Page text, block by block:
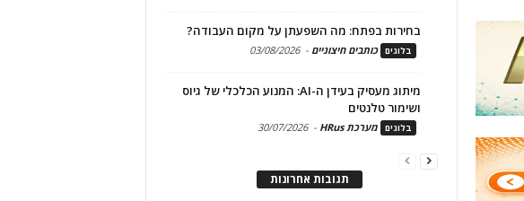
בחירות בפתח: מה השפעתן על מקום העבודה?
בלוגים כותבים חיצוניים -
03/08/2026
מיתוג מעסיק בעידן ה-AI: המנוע הכלכלי של גיוס
ושימור טלנטים
בלוגים מערכת HRus -
30/07/2026
תגובות אחרונות